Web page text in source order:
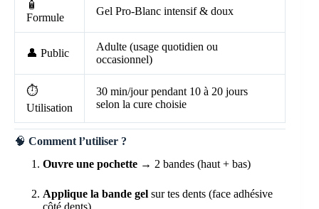
🧴
Formule
Gel Pro-Blanc intensif & doux
👤 Public
Adulte (usage quotidien ou
occasionnel)
⏱️
Utilisation
30 min/jour pendant 10 à 20 jours
selon la cure choisie
🧠 Comment l’utiliser ?
Ouvre une pochette → 2 bandes (haut + bas)
Applique la bande gel sur tes dents (face adhésive